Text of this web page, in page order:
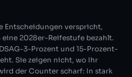
Entscheidungen verspricht,
2028er-Reifestufe bezahlt.
3-Prozent und 15-Prozent-
Sie zeigen nicht, wo Ihr
der Counter scharf: In stark